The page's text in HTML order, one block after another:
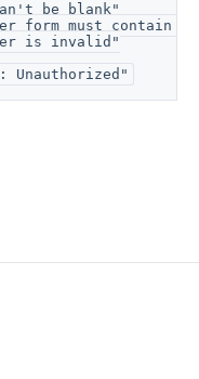
be blank"
form must contain
is invalid"
Unauthorized"